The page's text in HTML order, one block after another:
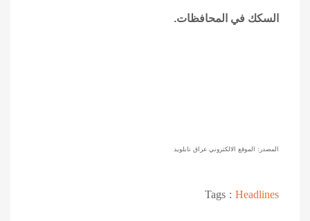
السكك في المحافظات.
المصدر: الموقع الالكتروني عراق تابلويد
Tags :Headlines